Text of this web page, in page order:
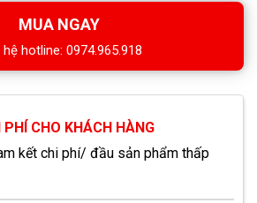
MUA NGAY
hệ hotline: 0974.965.918
PHÍ CHO KHÁCH HÀNG
kết chi phí/ đầu sản phẩm thấp